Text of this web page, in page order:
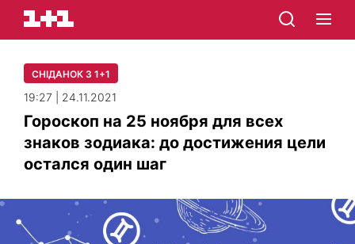
СНІДАНОК З 1+1
19:27 | 24.11.2021
Гороскоп на 25 ноября для всех
знаков зодиака: до достижения цели
остался один шаг